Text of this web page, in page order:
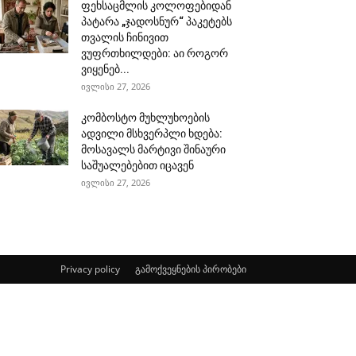
ფეხსაცმლის კოლოფებიდან
პატარა „ჯადოსნურ“ პაკეტებს
თვალის ჩინივით
ვუფრთხილდები: აი როგორ
ვიყენებ...
ივლისი 27, 2026
კომბოსტო მუხლუხოების
ადვილი მსხვერპლი ხდება:
მოსავალს მარტივი შინაური
საშუალებებით იცავენ
ივლისი 27, 2026
Privacy policy გამოქვეყნების პირობები